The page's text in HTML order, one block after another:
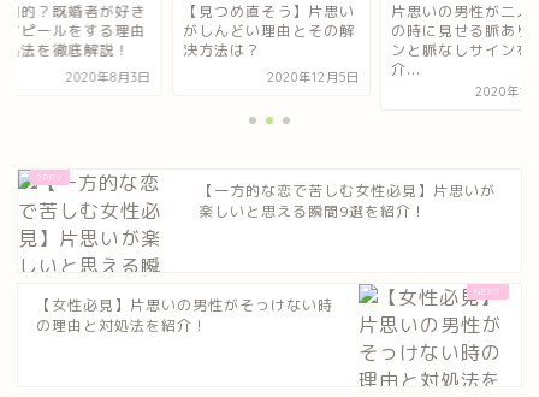
つめ直そう】片思い
んどい理由とその解
法は？
2020年12月5日
片思いの男性が二人きり
の時に見せる脈ありサイ
ンと脈なしサインを紹
何が目的？既婚者が
だとアピールをする
と対処法を徹底解説
【一方的な恋で苦しむ女性必見】片思いが
楽しいと思える瞬間9選を紹介！
【女性必見】片思いの男性がそっけない時
の理由と対処法を紹介！